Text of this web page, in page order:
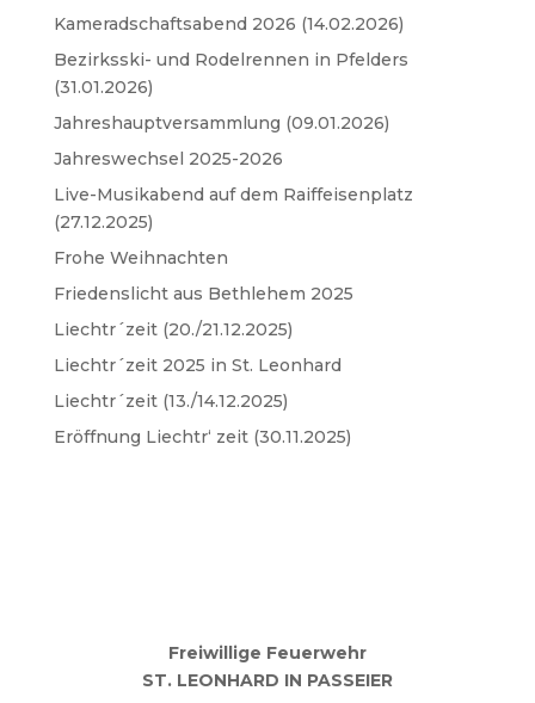
Kameradschaftsabend 2026 (14.02.2026)
Bezirksski- und Rodelrennen in Pfelders
(31.01.2026)
Jahreshauptversammlung (09.01.2026)
Jahreswechsel 2025-2026
Live-Musikabend auf dem Raiffeisenplatz
(27.12.2025)
Frohe Weihnachten
Friedenslicht aus Bethlehem 2025
Liechtr´zeit (20./21.12.2025)
Liechtr´zeit 2025 in St. Leonhard
Liechtr´zeit (13./14.12.2025)
Eröffnung Liechtr‘ zeit (30.11.2025)
Freiwillige Feuerwehr
ST. LEONHARD IN PASSEIER